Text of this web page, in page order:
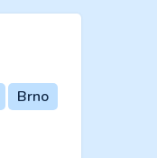
Brno